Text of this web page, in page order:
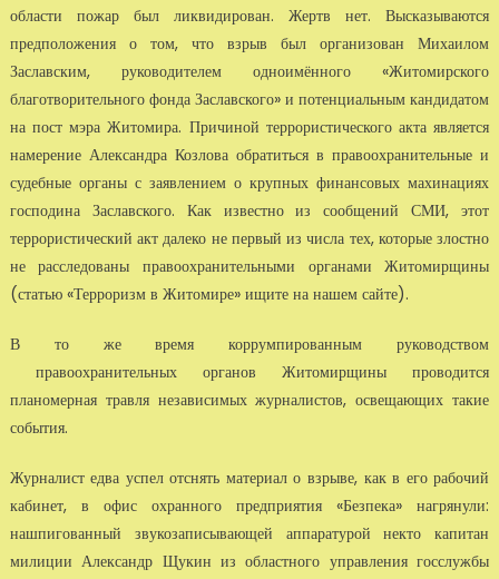
области пожар был ликвидирован. Жертв нет. Высказываются
предположения о том, что взрыв был организован Михаилом
Заславским, руководителем одноимённого «Житомирского
благотворительного фонда Заславского» и потенциальным кандидатом
на пост мэра Житомира. Причиной террористического акта является
намерение Александра Козлова обратиться в правоохранительные и
судебные органы с заявлением о крупных финансовых махинациях
господина Заславского. Как известно из сообщений СМИ, этот
террористический акт далеко не первый из числа тех, которые злостно
не расследованы правоохранительными органами Житомирщины
(статью «Терроризм в Житомире» ищите на нашем сайте).
В то же время коррумпированным руководством
правоохранительных органов Житомирщины проводится
планомерная травля независимых журналистов, освещающих такие
события.
Журналист едва успел отснять материал о взрыве, как в его рабочий
кабинет, в офис охранного предприятия «Безпека» нагрянули:
нашпигованный звукозаписывающей аппаратурой некто капитан
милиции Александр Щукин из областного управления госслужбы